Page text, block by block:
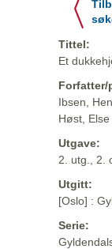
Tittel:
Et
Forfatter/
Ibsen,
Høst, Else
Utgave:
2. utg., 2.
Utgitt:
[Oslo] :
Serie: